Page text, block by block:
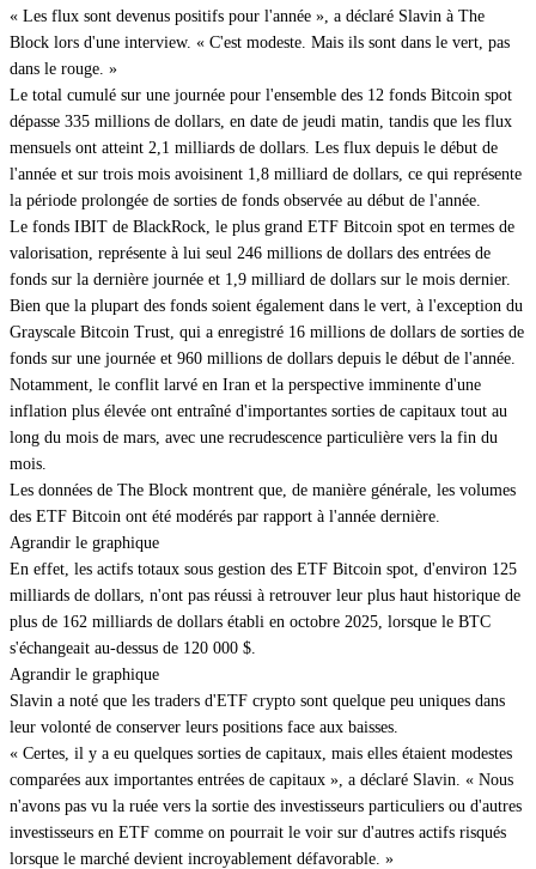
« Les flux sont devenus positifs pour l'année », a déclaré Slavin à The
Block lors d'une interview. « C'est modeste. Mais ils sont dans le vert, pas
dans le rouge. »
Le total cumulé sur une journée pour l'ensemble des 12 fonds Bitcoin spot
dépasse 335 millions de dollars, en date de jeudi matin, tandis que les flux
mensuels ont atteint 2,1 milliards de dollars. Les flux depuis le début de
l'année et sur trois mois avoisinent 1,8 milliard de dollars, ce qui représente
la période prolongée de sorties de fonds observée au début de l'année.
Le fonds IBIT de BlackRock, le plus grand ETF Bitcoin spot en termes de
valorisation, représente à lui seul 246 millions de dollars des entrées de
fonds sur la dernière journée et 1,9 milliard de dollars sur le mois dernier.
Bien que la plupart des fonds soient également dans le vert, à l'exception du
Grayscale Bitcoin Trust, qui a enregistré 16 millions de dollars de sorties de
fonds sur une journée et 960 millions de dollars depuis le début de l'année.
Notamment, le conflit larvé en Iran et la perspective imminente d'une
inflation plus élevée ont entraîné d'importantes sorties de capitaux tout au
long du mois de mars, avec une recrudescence particulière vers la fin du
mois.
Les données de The Block montrent que, de manière générale, les volumes
des ETF Bitcoin ont été modérés par rapport à l'année dernière.
Agrandir le graphique
En effet, les actifs totaux sous gestion des ETF Bitcoin spot, d'environ 125
milliards de dollars, n'ont pas réussi à retrouver leur plus haut historique de
plus de 162 milliards de dollars établi en octobre 2025, lorsque le BTC
s'échangeait au-dessus de 120 000 $.
Agrandir le graphique
Slavin a noté que les traders d'ETF crypto sont quelque peu uniques dans
leur volonté de conserver leurs positions face aux baisses.
« Certes, il y a eu quelques sorties de capitaux, mais elles étaient modestes
comparées aux importantes entrées de capitaux », a déclaré Slavin. « Nous
n'avons pas vu la ruée vers la sortie des investisseurs particuliers ou d'autres
investisseurs en ETF comme on pourrait le voir sur d'autres actifs risqués
lorsque le marché devient incroyablement défavorable. »